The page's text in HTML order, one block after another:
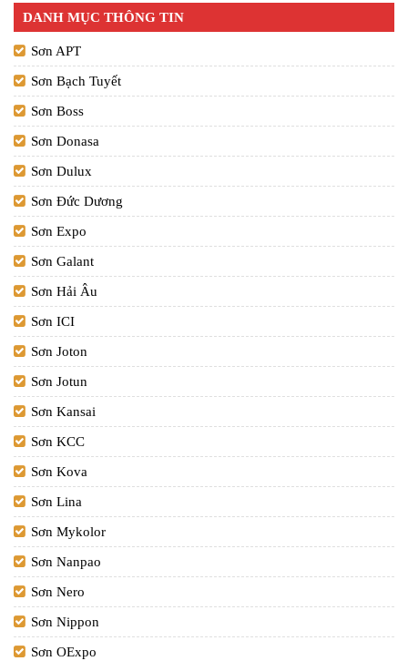
DANH MỤC THÔNG TIN
Sơn APT
Sơn Bạch Tuyết
Sơn Boss
Sơn Donasa
Sơn Dulux
Sơn Đức Dương
Sơn Expo
Sơn Galant
Sơn Hải Âu
Sơn ICI
Sơn Joton
Sơn Jotun
Sơn Kansai
Sơn KCC
Sơn Kova
Sơn Lina
Sơn Mykolor
Sơn Nanpao
Sơn Nero
Sơn Nippon
Sơn OExpo